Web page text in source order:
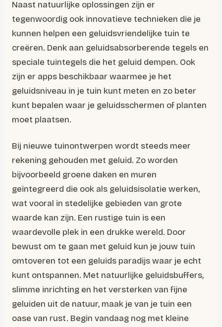
Naast natuurlijke oplossingen zijn er
tegenwoordig ook innovatieve technieken die je
kunnen helpen een geluidsvriendelijke tuin te
creëren. Denk aan geluidsabsorberende tegels en
speciale tuintegels die het geluid dempen. Ook
zijn er apps beschikbaar waarmee je het
geluidsniveau in je tuin kunt meten en zo beter
kunt bepalen waar je geluidsschermen of planten
moet plaatsen.
Bij nieuwe tuinontwerpen wordt steeds meer
rekening gehouden met geluid. Zo worden
bijvoorbeeld groene daken en muren
geïntegreerd die ook als geluidsisolatie werken,
wat vooral in stedelijke gebieden van grote
waarde kan zijn. Een rustige tuin is een
waardevolle plek in een drukke wereld. Door
bewust om te gaan met geluid kun je jouw tuin
omtoveren tot een geluids paradijs waar je echt
kunt ontspannen. Met natuurlijke geluidsbuffers,
slimme inrichting en het versterken van fijne
geluiden uit de natuur, maak je van je tuin een
oase van rust. Begin vandaag nog met kleine